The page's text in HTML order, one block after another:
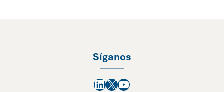
Síganos
LinkedIn
X YouTube